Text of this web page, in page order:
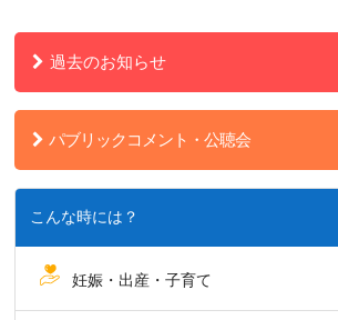
過去のお知らせ
パブリックコメント・公聴会
こんな時には？
妊娠・出産・子育て